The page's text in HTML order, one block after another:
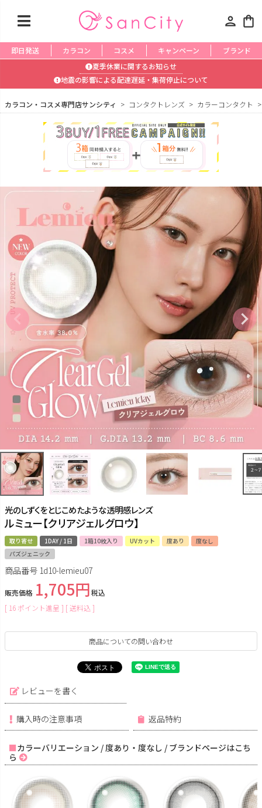
person shopping_bag
即日発送 カラコン コスメ キャンペーン
ブランド
夏季休業に関するお知らせ
地震の影響による配達遅延・集荷停止について
カラコン・コスメ専門店サンシティ コンタクトレンズ カラーコンタクト
光のしずくをとじこめたような透明感レンズ
ルミュー【クリアジェルグロウ】
取り寄せ 1DAY / 1日 1箱10枚入り UVカット 度あり
度なし
パズジェニック
商品番号 1d10-lemieu07
販売価格 1,705
税込
[ 16 ポイント進呈 ] 送料込
商品についての問い合わせ
レビューを書く
購入時の注意事項 返品特約
カラーバリエーション / 度あり・度なし / ブランドページはこち
ら